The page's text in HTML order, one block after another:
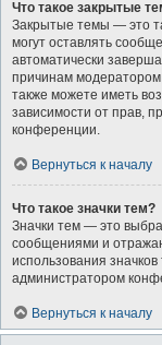
Что такое закрытые
Закрытые темы — это
могут оставлять
автоматически
причинам
также можете иметь
зависимости от прав,
конференции.
Вернуться к началу
Что такое значки тем?
Значки тем — это
сообщениями и
использования
администратором
Вернуться к началу